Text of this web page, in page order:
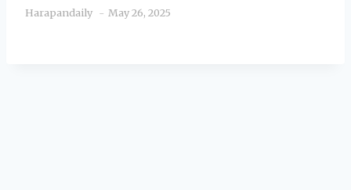
Harapandaily May 26, 2025